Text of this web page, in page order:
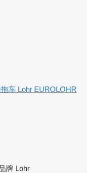
车 Lohr EUROLOHR
牌 Lohr